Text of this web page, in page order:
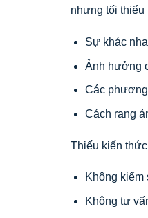
nhưng tối thiểu
Sự khác
Ảnh hưởng
Các
Cách rang
Thiếu kiến
Không
Không tư